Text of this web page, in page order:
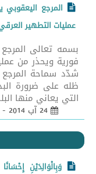
المرجع
عمليات التطهير
بسمه تعالى
فورية ويحذر من
شدّد سماحة المرجع
ظله على ضرورة
التي يعاني منها
وَبِالْوَالِدَيْنِ